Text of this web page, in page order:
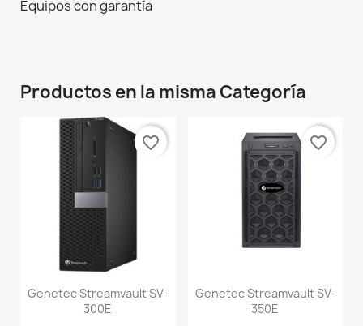
Equipos con garantía
Productos en la misma Categoría
Genetec Streamvault SV-
300E
favorite_border
Genetec Streamvault SV-
350E
favorite_border